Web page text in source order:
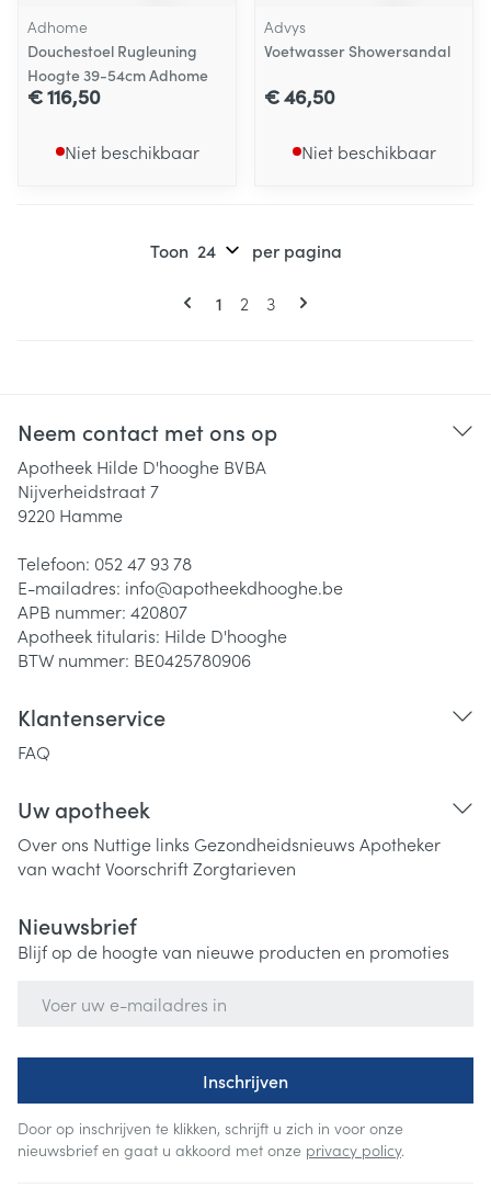
Adhome
Douchestoel Rugleuning
Hoogte 39-54cm Adhome
€ 116,50
Niet beschikbaar
Advys
Voetwasser Showersandal
€ 46,50
Niet beschikbaar
Pagina's
U lees momenteel pagina
1 Pagina
2 Pagina
3
Toon per pagina
Neem contact met ons op
Apotheek Hilde D'hooghe BVBA
Nijverheidstraat 7
9220 Hamme
Telefoon: 052 47 93 78
E-mailadres: info@apotheekdhooghe.be
APB nummer: 420807
Apotheek titularis: Hilde D'hooghe
BTW nummer: BE0425780906
Klantenservice
FAQ
Uw apotheek
Over ons Nuttige links Gezondheidsnieuws Apotheker
van wachtVoorschriftZorgtarieven
Nieuwsbrief
Blijf op de hoogte van nieuwe producten en promoties
Inschrijven
Door op inschrijven te klikken, schrijft u zich in voor onze
nieuwsbrief en gaat u akkoord met onze privacy policy.